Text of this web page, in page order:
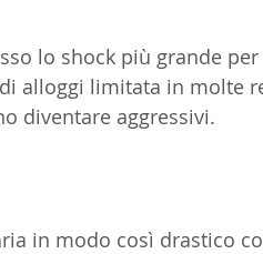
lo shock più grande
alloggi limitata in molte
diventare aggressivi.
in modo così drastico